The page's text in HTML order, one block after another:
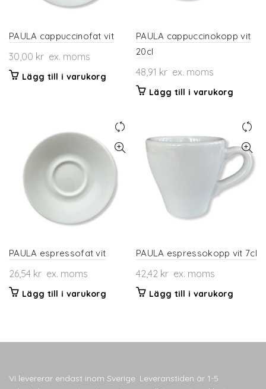
PAULA cappuccinofat vit
30,00 kr ex. moms
Lägg till i varukorg
PAULA cappuccinokopp vit
20cl
48,91 kr ex. moms
Lägg till i varukorg
PAULA espressofat vit
26,54 kr ex. moms
Lägg till i varukorg
PAULA espressokopp vit 7cl
42,42 kr ex. moms
Lägg till i varukorg
Vi levererar endast inom Sverige. Leveranstiden är 1-5